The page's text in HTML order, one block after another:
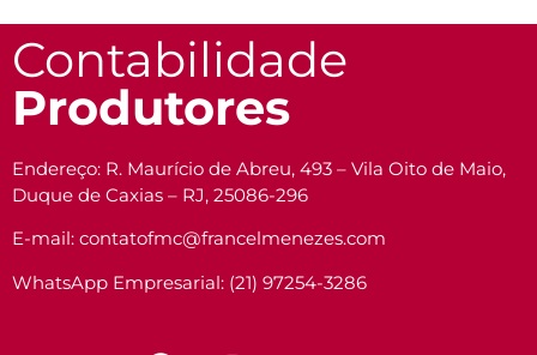
Contabilidade
Produtores
Endereço: R. Maurício de Abreu, 493 – Vila Oito de Maio,
Duque de Caxias – RJ, 25086-296
E-mail: contatofmc@francelmenezes.com
WhatsApp Empresarial: (21) 97254-3286